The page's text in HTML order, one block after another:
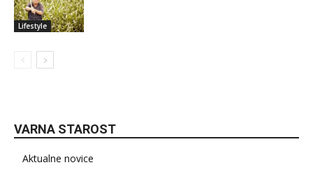
Lifestyle
VARNA STAROST
Aktualne novice